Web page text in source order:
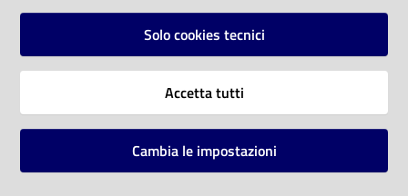
Vai alla pagina
Mappa del sito
Solo cookies tecnici
Accetta tutti
Cambia le impostazioni